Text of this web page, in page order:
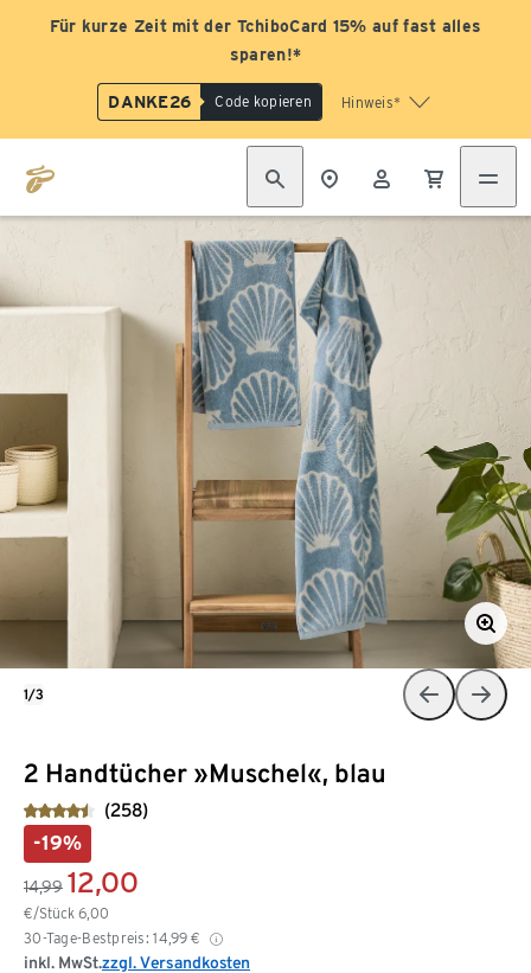
Für kurze Zeit mit der TchiboCard 15% auf fast alles
sparen!*
DANKE26 Code kopieren Hinweis*
2 Handtücher »Muschel«, blau
(258)
-19%
14,99 12,00
€/Stück 6,00
30-Tage-Bestpreis: 14,99 €
inkl. MwSt.zzgl. Versandkosten
1/3